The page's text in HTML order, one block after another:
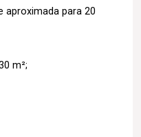
aproximada para 20
m²;